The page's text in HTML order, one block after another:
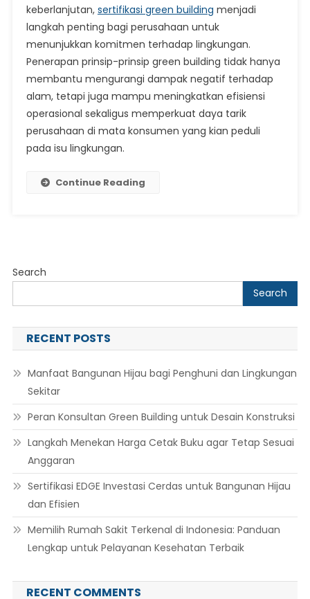
Dampak
keberlanjutan, sertifikasi green building menjadi
langkah penting bagi perusahaan untuk
menunjukkan komitmen terhadap lingkungan.
Penerapan prinsip-prinsip green building tidak hanya
membantu mengurangi dampak negatif terhadap
alam, tetapi juga mampu meningkatkan efisiensi
operasional sekaligus memperkuat daya tarik
perusahaan di mata konsumen yang kian peduli
pada isu lingkungan.
Continue Reading
Search
Search
RECENT POSTS
Manfaat Bangunan Hijau bagi Penghuni dan Lingkungan
Sekitar
Peran Konsultan Green Building untuk Desain Konstruksi
Langkah Menekan Harga Cetak Buku agar Tetap Sesuai
Anggaran
Sertifikasi EDGE Investasi Cerdas untuk Bangunan Hijau
dan Efisien
Memilih Rumah Sakit Terkenal di Indonesia: Panduan
Lengkap untuk Pelayanan Kesehatan Terbaik
RECENT COMMENTS